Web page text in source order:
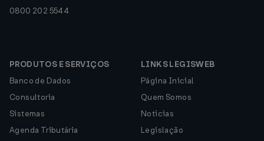
0800 202 5544
PRODUTOS E SERVIÇOS
Banco de Dados
Consultoria
Sistemas
Agenda Tributária
LINKS LEGISWEB
Página Inicial
Quem Somos
Notícias
Legislação